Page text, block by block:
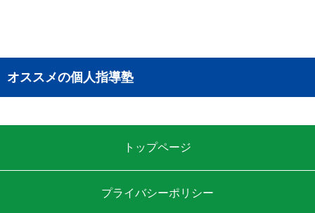
オススメの個人指導塾
トップページ
プライバシーポリシー